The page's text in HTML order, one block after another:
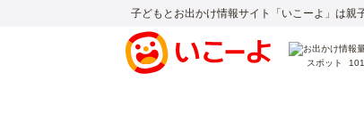
子どもとお出かけ情報サイト「いこーよ」は親
スポット